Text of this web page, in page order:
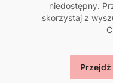
niedostępny.
skorzystaj z
Przejdź